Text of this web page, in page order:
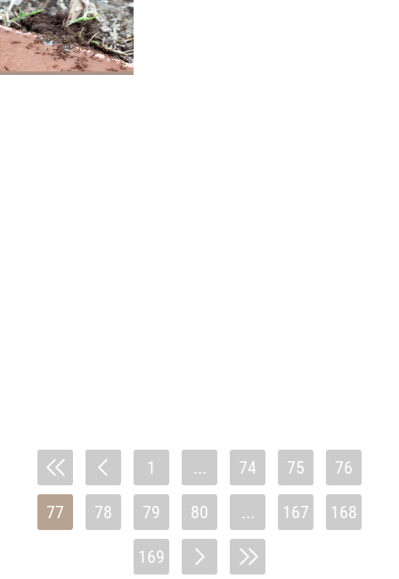
1 ... 74 75 76
77 78 79 80 ... 167 168
169